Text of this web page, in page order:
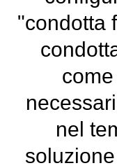
"condotta
nel